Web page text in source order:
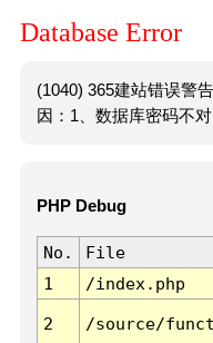
Database Error
(1040) 365建站错误警
因：1、数据库密码不
PHP Debug
No. File
1
/index.php
2 /source/